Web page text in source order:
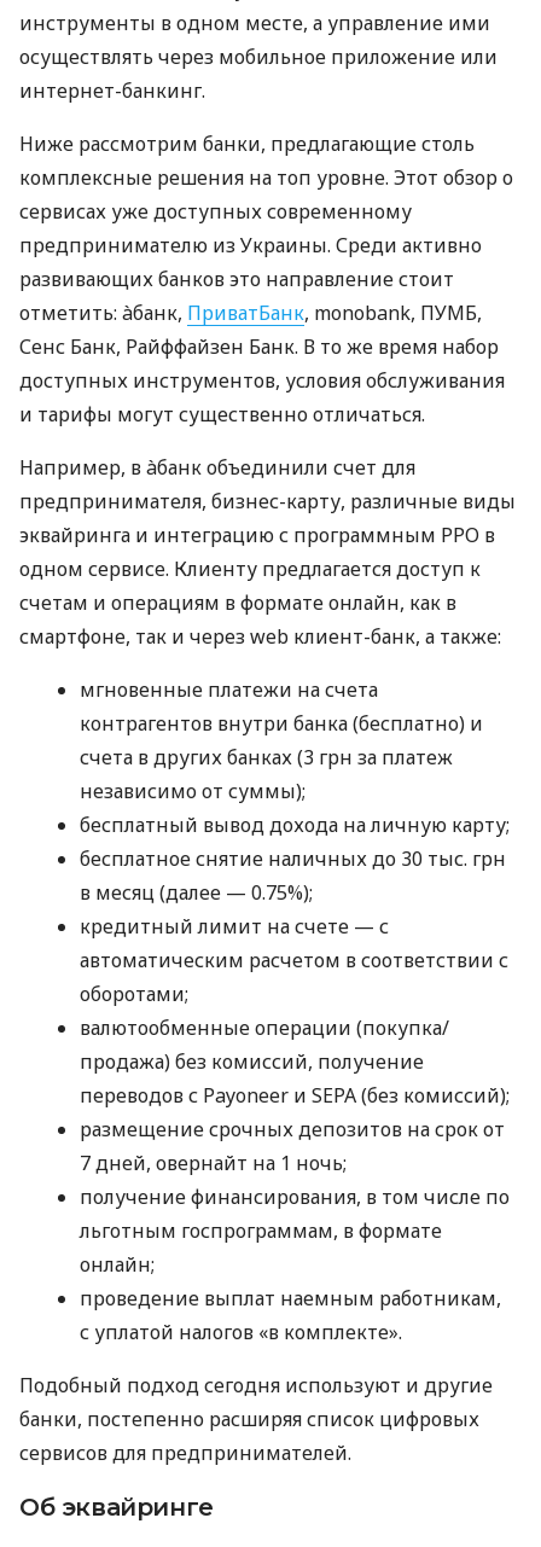
инструменты в одном месте, а управление ими
осуществлять через мобильное приложение или
интернет-банкинг.
Ниже рассмотрим банки, предлагающие столь
комплексные решения на топ уровне. Этот обзор о
сервисах уже доступных современному
предпринимателю из Украины. Среди активно
развивающих банков это направление стоит
отметить: àбанк, ПриватБанк, monobank, ПУМБ,
Сенс Банк, Райффайзен Банк. В то же время набор
доступных инструментов, условия обслуживания
и тарифы могут существенно отличаться.
Например, в àбанк объединили счет для
предпринимателя, бизнес-карту, различные виды
эквайринга и интеграцию с программным РРО в
одном сервисе. Клиенту предлагается доступ к
счетам и операциям в формате онлайн, как в
смартфоне, так и через web клиент-банк, а также:
мгновенные платежи на счета
контрагентов внутри банка (бесплатно) и
счета в других банках (3 грн за платеж
независимо от суммы);
бесплатный вывод дохода на личную карту;
бесплатное снятие наличных до 30 тыс. грн
в месяц (далее — 0.75%);
кредитный лимит на счете — с
автоматическим расчетом в соответствии с
оборотами;
валютообменные операции (покупка/
продажа) без комиссий, получение
переводов с Payoneer и SEPA (без комиссий);
размещение срочных депозитов на срок от
7 дней, овернайт на 1 ночь;
получение финансирования, в том числе по
льготным госпрограммам, в формате
онлайн;
проведение выплат наемным работникам,
с уплатой налогов «в комплекте».
Подобный подход сегодня используют и другие
банки, постепенно расширяя список цифровых
сервисов для предпринимателей.
Об эквайринге